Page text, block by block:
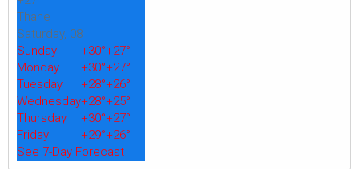
Thane
Saturday, 08
Sunday
+30°+27°
Monday
+30°+27°
Tuesday
+28°+26°
Wednesday+28°+25°
Thursday
+30°+27°
Friday
+29°+26°
See 7-Day Forecast